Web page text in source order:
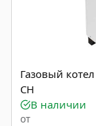
Газовый
СН
В наличии
от